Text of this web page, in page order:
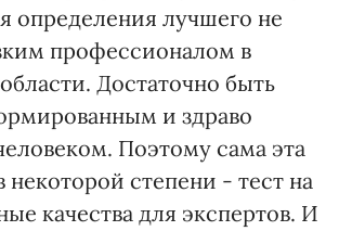
определения лучшего не
профессионалом в
Достаточно быть
и здраво
Поэтому сама эта
степени - тест на
качества для экспертов. И